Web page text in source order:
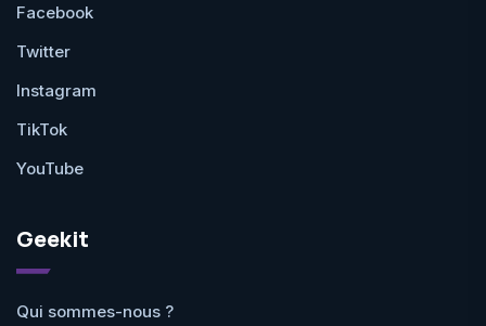
Facebook
Twitter
Instagram
TikTok
YouTube
Geekit
Qui sommes-nous ?